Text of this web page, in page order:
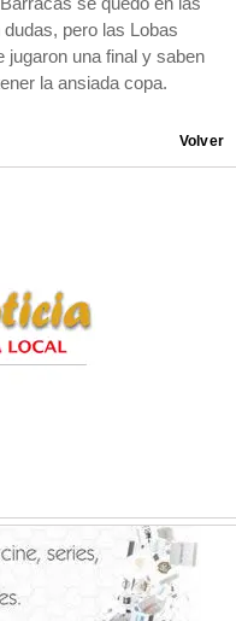
pero las Lobas
jugaron una final y saben
la ansiada copa.
Volver